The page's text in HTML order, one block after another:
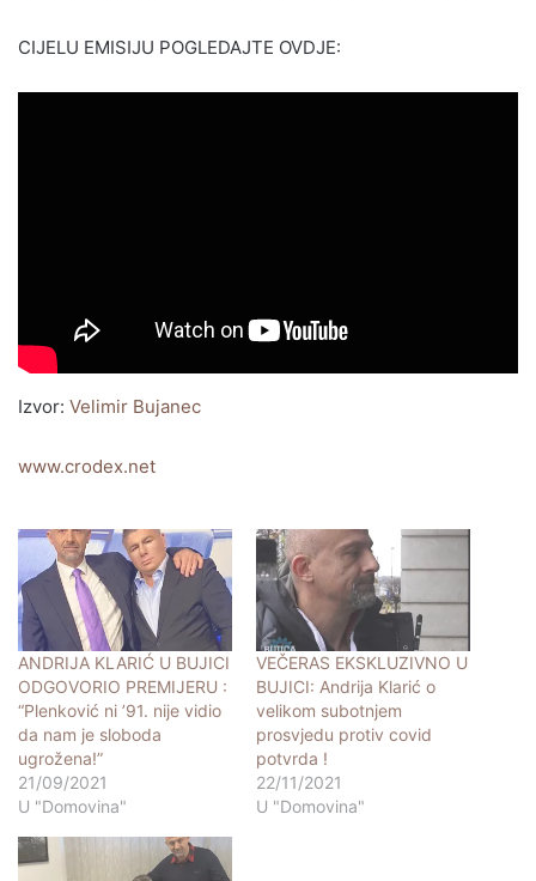
CIJELU EMISIJU POGLEDAJTE OVDJE:
Izvor: Velimir Bujanec
www.crodex.net
ANDRIJA KLARIĆ U BUJICI
ODGOVORIO PREMIJERU :
“Plenković ni ’91. nije vidio
da nam je sloboda
ugrožena!”
21/09/2021
U "Domovina"
VEČERAS EKSKLUZIVNO U
BUJICI: Andrija Klarić o
velikom subotnjem
prosvjedu protiv covid
potvrda !
22/11/2021
U "Domovina"